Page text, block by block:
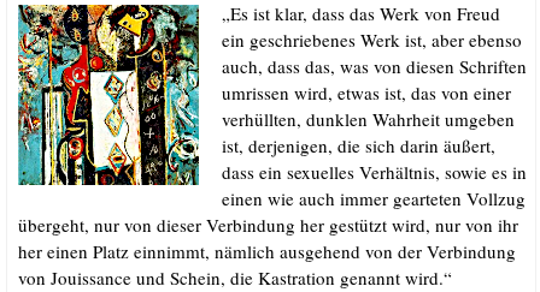
„Es ist klar, dass das Werk von Freud
ein geschrie­be­nes Werk ist, aber eben­so
auch, dass das, was von die­sen Schrif­ten
umris­sen wird, etwas ist, das von einer
ver­hüll­ten, dunk­len Wahr­heit umge­ben
ist, der­je­ni­gen, die sich dar­in äußert,
dass ein sexu­el­les Ver­hält­nis, sowie es in
einen wie auch immer gear­te­ten Voll­zug
über­geht, nur von die­ser Ver­bin­dung her gestützt wird, nur von ihr
her einen Platz ein­nimmt, näm­lich aus­ge­hend von der Ver­bin­dung
von Jouis­sance und Schein, die Kas­tra­ti­on genannt wird.“